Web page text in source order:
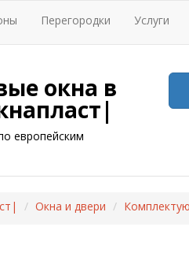
Перегородки Услуги
окна в
европейским
Окна и двери